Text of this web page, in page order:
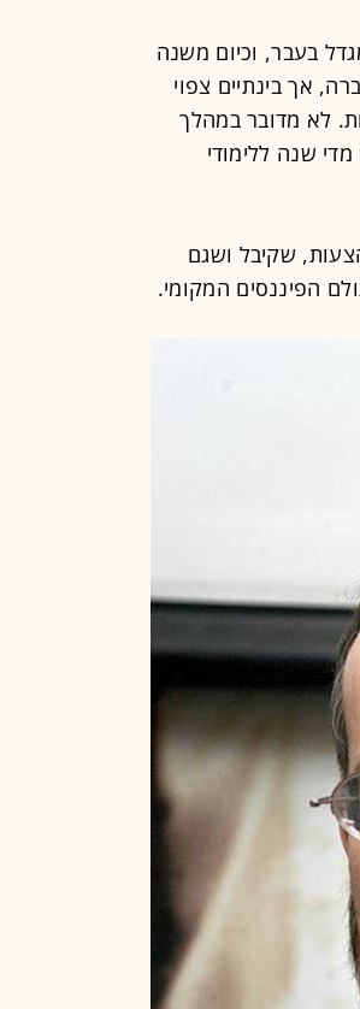
בעבר, וכיום משנה
אך בינתיים צפוי
לא מדובר במהלך
שנה ללימודי
שקיבל ושגם
הפיננסים המקומי.